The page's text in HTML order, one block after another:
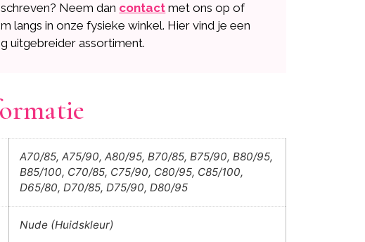
Neem dan contact met ons op of
langs in onze fysieke winkel. Hier vind je een
uitgebreider assortiment.
A70/85, A75/90, A80/95, B70/85, B75/90, B80/95,
B85/100, C70/85, C75/90, C80/95, C85/100,
D65/80, D70/85, D75/90, D80/95
Nude (Huidskleur)